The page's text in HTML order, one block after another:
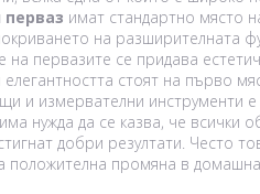
имат стандартно място
на разширителната
на первазите се придава
елегантността стоят на първо
и измервателни инструменти
нужда да се казва, че
добри резултати. Често
положителна промяна в